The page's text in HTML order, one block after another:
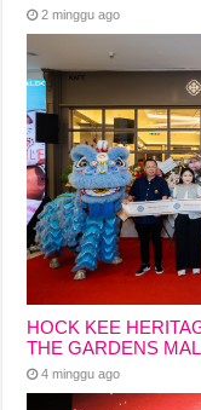
2 minggu ago
HOCK KEE
THE GARDENS
4 minggu ago